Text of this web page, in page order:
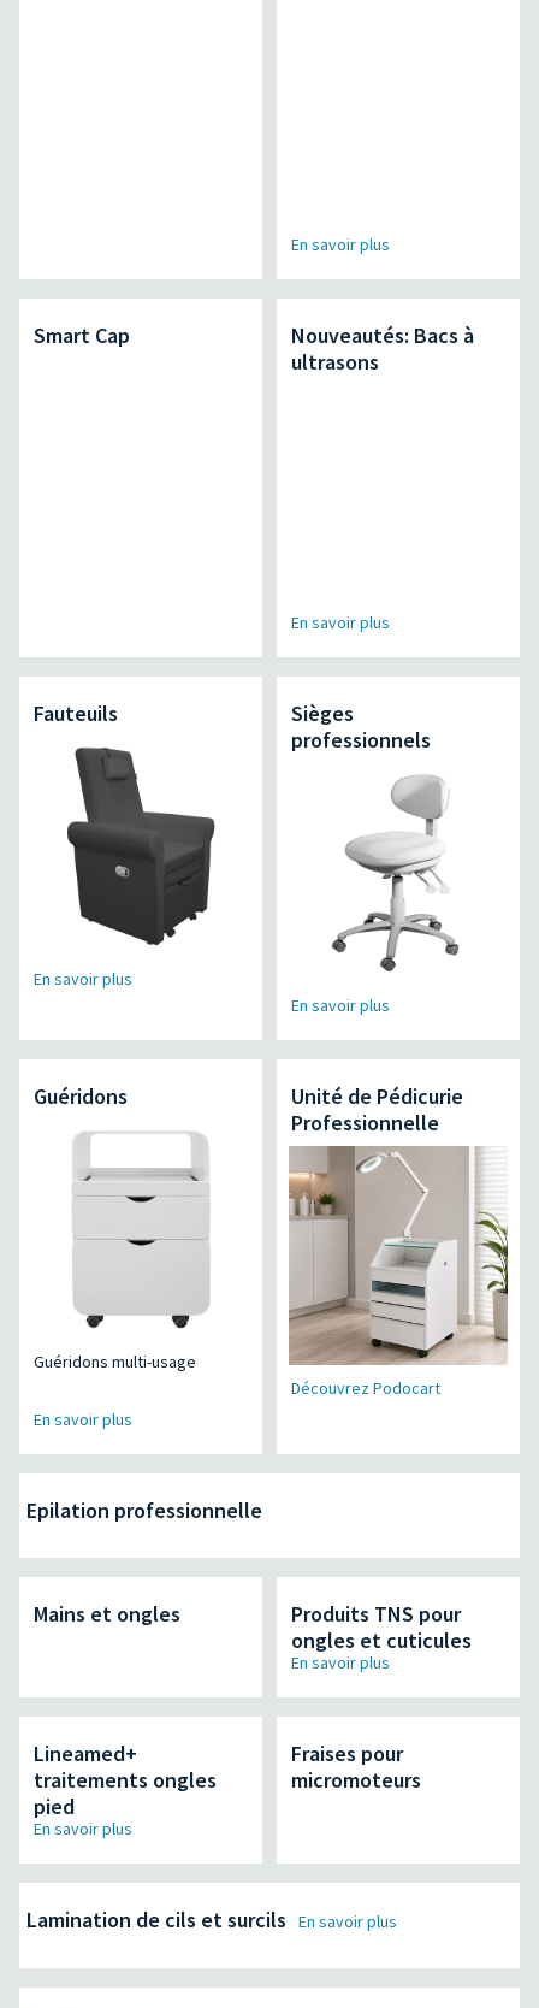
En savoir plus
Smart Cap
Nouveautés: Bacs à
ultrasons
En savoir plus
Fauteuils
En savoir plus
Sièges
professionnels
En savoir plus
Guéridons
Guéridons multi-usage
En savoir plus
Unité de Pédicurie
Professionnelle
Découvrez Podocart
Epilation professionnelle
Mains et ongles
Produits TNS pour
ongles et cuticules
En savoir plus
Lineamed+
traitements ongles
pied
En savoir plus
Fraises pour
micromoteurs
Lamination de cils et surcils En savoir plus